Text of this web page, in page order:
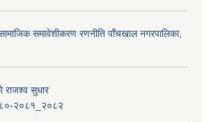
समावेशीकरण रणनीति पाँचखाल नगरपालिका,
राजश्व सुधार
२०८१_२०८२